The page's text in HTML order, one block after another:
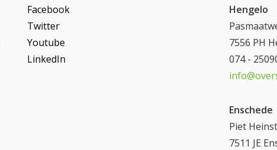
Facebook
Twitter
Youtube
LinkedIn
Hengelo
7556 PH
074 -
Enschede
Piet
7511 JE